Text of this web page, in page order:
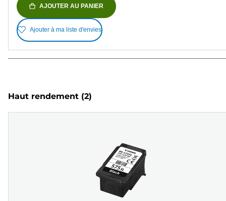
AJOUTER AU PANIER
Ajouter à ma liste d'envies
Haut rendement (2)